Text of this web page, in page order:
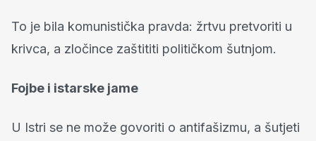
To je bila komunistička pravda: žrtvu pretvoriti u
krivca, a zločince zaštititi političkom šutnjom.
Fojbe i istarske jame
U Istri se ne može govoriti o antifašizmu, a šutjeti